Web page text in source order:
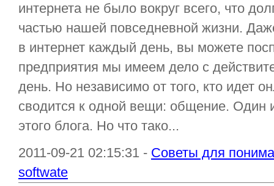
интернета не было вокруг всего, что
частью нашей повседневной жизни.
в интернет каждый день, вы можете
предприятия мы имеем дело с
день. Но независимо от того, кто идет
сводится к одной вещи: общение.
этого блога. Но что тако...
2011-09-21 02:15:31 - Советы для
softwate